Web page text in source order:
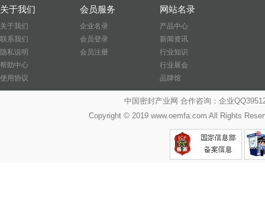
关于我们
关于我们
联系我们
隐私说明
帮助中心
使用协议
会员服务
企业名录
会员登录
会员注册
网站名录
产品中心
新闻资讯
行业知识
行业展会
品牌馆
中国密封产业网 合作咨询：企业
Copyright © 2019 www.oemfa.com All Rights